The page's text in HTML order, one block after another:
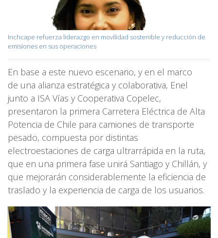
Inchcape refuerza liderazgo en movilidad sostenible y reducción de
emisiones en sus operaciones
En base a este nuevo escenario, y en el marco
de una alianza estratégica y colaborativa, Enel
junto a ISA Vías y Cooperativa Copelec,
presentaron la primera Carretera Eléctrica de Alta
Potencia de Chile para camiones de transporte
pesado, compuesta por distintas
electroestaciones de carga ultrarrápida en la ruta,
que en una primera fase unirá Santiago y Chillán, y
que mejorarán considerablemente la eficiencia de
traslado y la experiencia de carga de los usuarios.